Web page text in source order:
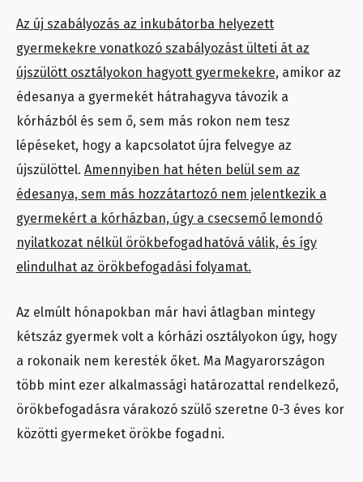
Az új szabályozás az inkubátorba helyezett
gyermekekre vonatkozó szabályozást ülteti át az
újszülött osztályokon hagyott gyermekekre, amikor az
édesanya a gyermekét hátrahagyva távozik a
kórházból és sem ő, sem más rokon nem tesz
lépéseket, hogy a kapcsolatot újra felvegye az
újszülöttel. Amennyiben hat héten belül sem az
édesanya, sem más hozzátartozó nem jelentkezik a
gyermekért a kórházban, úgy a csecsemő lemondó
nyilatkozat nélkül örökbefogadhatóvá válik, és így
elindulhat az örökbefogadási folyamat.
Az elmúlt hónapokban már havi átlagban mintegy
kétszáz gyermek volt a kórházi osztályokon úgy, hogy
a rokonaik nem keresték őket. Ma Magyarországon
több mint ezer alkalmassági határozattal rendelkező,
örökbefogadásra várakozó szülő szeretne 0-3 éves kor
közötti gyermeket örökbe fogadni.